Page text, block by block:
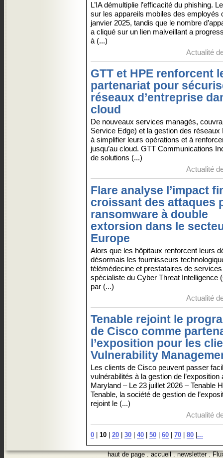
L’IA démultiplie l’efficacité du phishing.
sur les appareils mobiles des employés
janvier 2025, tandis que le nombre
a cliqué sur un lien malveillant a
à (...)
Actualité
GTT et HPE renforcent
partenariat pour
réseaux d’entreprise
cloud
De nouveaux services managés,
Service Edge) et la gestion des
à simplifier leurs opérations et à
jusqu’au cloud. GTT Communications
de solutions (...)
Actualité
Flare analyse l’impact
croissant des attaques
ransomware à double
extorsion dans le
Europe
Alors que les hôpitaux renforcent leurs
désormais les fournisseurs
télémédecine et prestataires de
spécialiste du Cyber Threat Intelligence
par (...)
Actualité
Tenable rejoint le
de Cisco comme
l’exposition pour les
Vulnerability
Les clients de Cisco peuvent passer
vulnérabilités à la gestion de
Maryland – Le 23 juillet 2026 – Tenable
Tenable, la société de gestion de
rejoint le (...)
Actualité
0 | 10 | 20 | 30 | 40 | 50 | 60 | 70 | 80 |...
haut de page.accueil.newsletter.